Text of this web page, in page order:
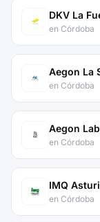
DKV La
en Córdoba
Aegon La
en Córdoba
Aegon
en Córdoba
IMQ
en Córdoba